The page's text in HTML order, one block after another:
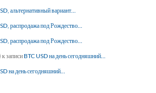
альтернативный вариант…
распродажа под Рождество…
распродажа под Рождество…
к записи BTC USD на день сегодняшний…
на день сегодняшний…